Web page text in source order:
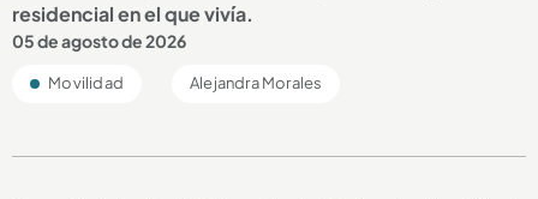
residencial en el que vivía.
05 de agosto de 2026
Movilidad Alejandra Morales